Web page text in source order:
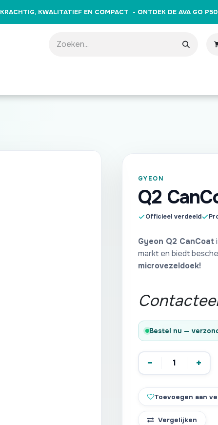
KRACHTIG, KWALITATIEF EN COMPACT - ONTDEK DE AVA GO P50
GYEON
Q2
Officieel verdeeld
Gyeon Q2 CanCoat
markt en biedt
microvezeldoek!
Bestel nu —
− +
Toevoegen aan
Vergelijken